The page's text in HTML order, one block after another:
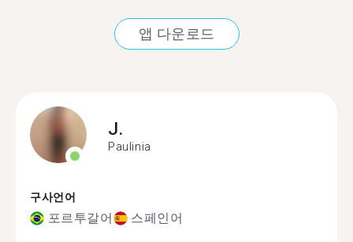
앱 다운로드
J.
Paulinia
구사언어
포르투갈어 스페인어